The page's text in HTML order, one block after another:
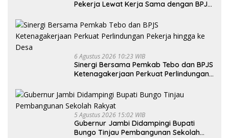
Pekerja Lewat Kerja Sama dengan BPJS
6 Agustus 2026 10:23 WIB
Sinergi Bersama Pemkab Tebo dan BPJS
Ketenagakerjaan Perkuat Perlindungan
5 Agustus 2026 15:02 WIB
Gubernur Jambi Didampingi Bupati
Bungo Tinjau Pembangunan Sekolah